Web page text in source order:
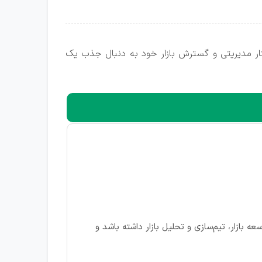
مدیریتی و گسترش بازار خود به دنبال جذب یک
تیم‌سازی و تحلیل بازار داشته باشد و